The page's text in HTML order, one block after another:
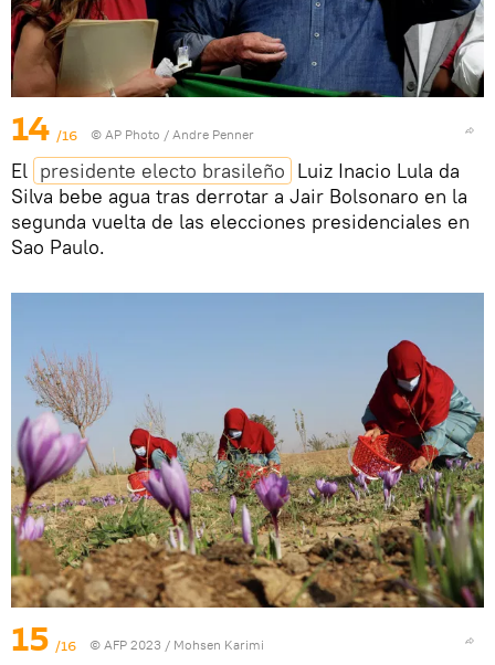
14 /16 © AP Photo / Andre Penner
El presidente electo brasileño Luiz Inacio Lula da
Silva bebe agua tras derrotar a Jair Bolsonaro en la
segunda vuelta de las elecciones presidenciales en
Sao Paulo.
15 /16 © AFP 2023 / Mohsen Karimi